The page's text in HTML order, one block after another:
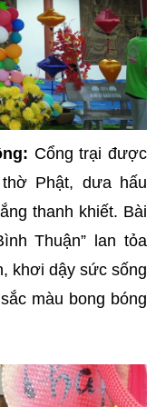
Cổng trại được
Phật, dưa hấu
thanh khiết. Bài
Thuận” lan tỏa
khơi dậy sức sống
màu bong bóng